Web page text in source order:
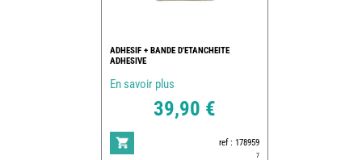
ADHESIF + BANDE D'ETANCHEITE
ADHESIVE
En savoir plus
39,90 €
ref : 178959
7